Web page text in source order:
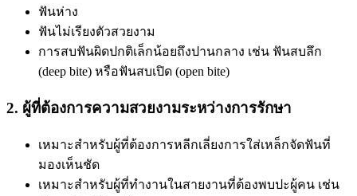
ฟันห่าง
ฟันไม่เรียงตัวสวยงาม
การสบฟันผิดปกติเล็กน้อยถึงปานกลาง เช่น ฟันสบลึก
(deep bite) หรือฟันสบเปิด (open bite)
2. ผู้ที่ต้องการความสวยงามระหว่างการรักษา
เหมาะสำหรับผู้ที่ต้องการหลีกเลี่ยงการใส่เหล็กจัดฟันที่
มองเห็นชัด
เหมาะสำหรับผู้ที่ทำงานในสายงานที่ต้องพบปะผู้คน เช่น